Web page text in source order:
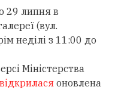
29 липня в
(вул.
неділі з 11:00 до
Міністерства
відкрилася оновлена